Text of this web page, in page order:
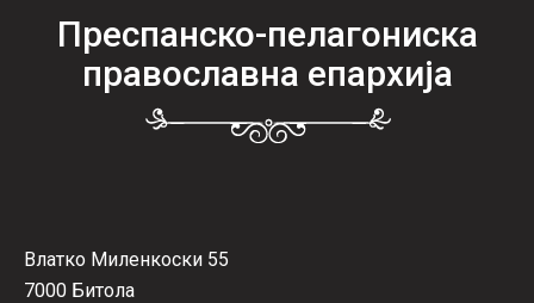
Преспанско-пелагониска
православна епархија
Влатко Миленкоски 55
7000 Битола